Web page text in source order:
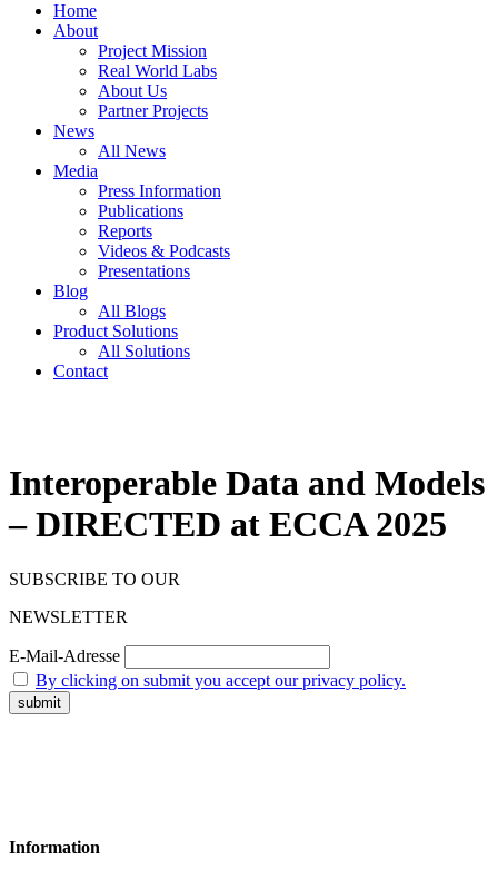
Home
About
Project Mission
Real World Labs
About Us
Partner Projects
News
All News
Media
Press Information
Publications
Reports
Videos & Podcasts
Presentations
Blog
All Blogs
Product Solutions
All Solutions
Contact
Interoperable Data and Models
– DIRECTED at ECCA 2025
SUBSCRIBE TO OUR
NEWSLETTER
E-Mail-Adresse
By clicking on submit you accept our privacy policy.
Information